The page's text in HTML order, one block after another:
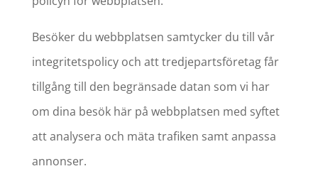
Besöker du webbplatsen samtycker du till vår
integritetspolicy och att tredjepartsföretag får
tillgång till den begränsade datan som vi har
om dina besök här på webbplatsen med syftet
att analysera och mäta trafiken samt anpassa
annonser.